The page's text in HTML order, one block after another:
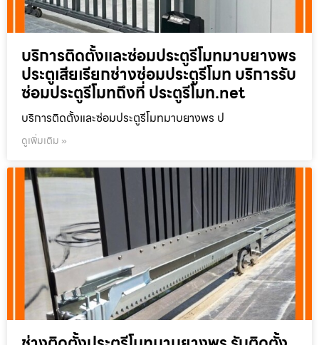
บริการติดตั้งและซ่อมประตูรีโมทมาบยางพร
ประตูเสียเรียกช่างซ่อมประตูรีโมท บริการรับ
ซ่อมประตูรีโมทถึงที่ ประตูรีโมท.net
บริการติดตั้งและซ่อมประตูรีโมทมาบยางพร ป
ดูเพิ่มเติม »